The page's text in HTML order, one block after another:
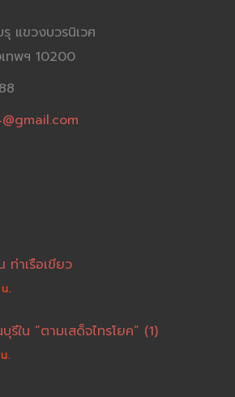
แขวงบวรนิเวศ
ทพฯ 10200
าเรือเขียว
.
น “ตามเสด็จไทรโยค” (1)
.